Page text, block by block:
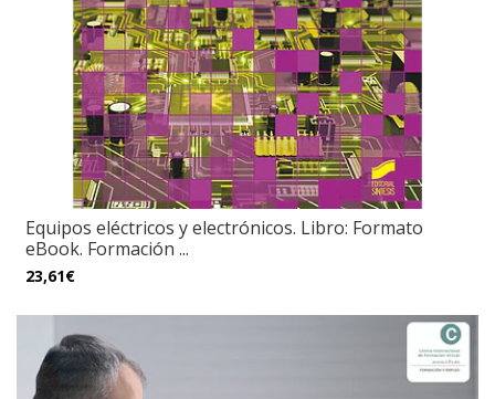
Equipos eléctricos y electrónicos. Libro: Formato
eBook. Formación ...
23,61€